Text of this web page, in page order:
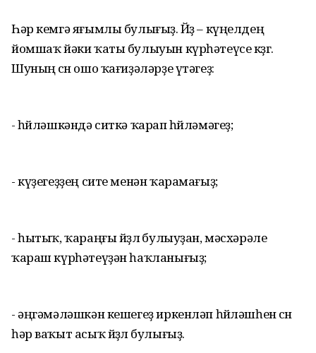
Һәр кемгә яғымлы булығыҙ. Йөҙ – күңелдең
йомшаҡ йәки ҡаты булыуын күрһәтеүсе көҙгө.
Шуның өсөн ошо ҡағиҙәләрҙе үтәгеҙ:
- һөйләшкәндә ситкә ҡарап һөйләмәгеҙ;
- күҙегеҙҙең сите менән ҡарамағыҙ;
- һытыҡ, ҡараңғы йөҙлө булыуҙан, мәсхәрәле
ҡараш күрһәтеүҙән һаҡланығыҙ;
- әңгәмәләшкән кешегеҙ иркенләп һөйләшһен өсөн
һәр ваҡыт асыҡ йөҙлө булығыҙ.